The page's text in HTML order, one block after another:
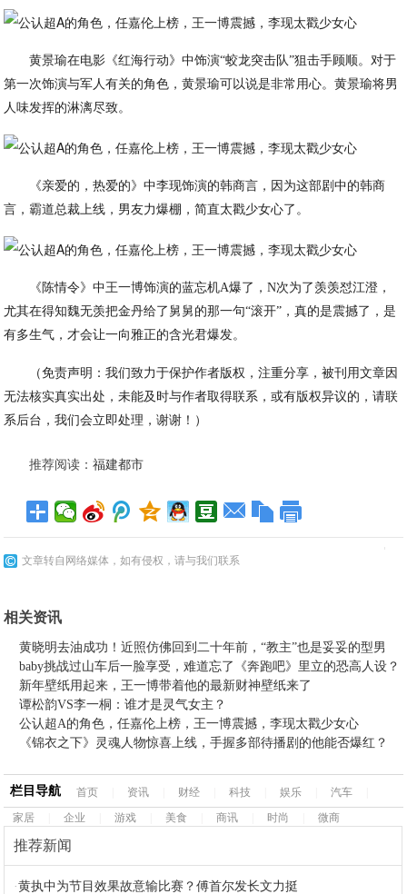
黄景瑜在电影《红海行动》中饰演“蛟龙突击队”狙击手顾顺。对于
第一次饰演与军人有关的角色，黄景瑜可以说是非常用心。黄景瑜将男
人味发挥的淋漓尽致。
《亲爱的，热爱的》中李现饰演的韩商言，因为这部剧中的韩商
言，霸道总裁上线，男友力爆棚，简直太戳少女心了。
《陈情令》中王一博饰演的蓝忘机A爆了，N次为了羡羡怼江澄，
尤其在得知魏无羡把金丹给了舅舅的那一句“滚开”，真的是震撼了，是
有多生气，才会让一向雅正的含光君爆发。
（免责声明：我们致力于保护作者版权，注重分享，被刊用文章因
无法核实真实出处，未能及时与作者取得联系，或有版权异议的，请联
系后台，我们会立即处理，谢谢！）
推荐阅读：福建都市
文章转自网络媒体，如有侵权，请与我们联系
相关资讯
黄晓明去油成功！近照仿佛回到二十年前，“教主”也是妥妥的型男
baby挑战过山车后一脸享受，难道忘了《奔跑吧》里立的恐高人设？
新年壁纸用起来，王一博带着他的最新财神壁纸来了
谭松韵VS李一桐：谁才是灵气女主？
公认超A的角色，任嘉伦上榜，王一博震撼，李现太戳少女心
《锦衣之下》灵魂人物惊喜上线，手握多部待播剧的他能否爆红？
栏目导航 首页 资讯 财经 科技 娱乐 汽车
家居
企业 游戏 美食 商讯 时尚 微商
推荐新闻
·黄执中为节目效果故意输比赛？傅首尔发长文力挺